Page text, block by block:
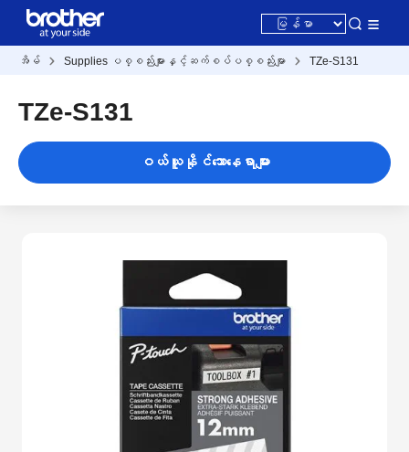
အိမ် Supplies ပစ္စည်းများနှင့်ဆက်စပ်ပစ္စည်းမျာ TZe-S131
TZe-S131
ဝယ်ယူနိုင်သောနေရာများ